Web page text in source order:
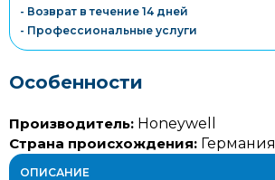
- Возврат в течение 14 дней
- Профессиональные услуги
Особенности
Производитель: Honeywell
Страна происхождения: Германия
ОПИСАНИЕ